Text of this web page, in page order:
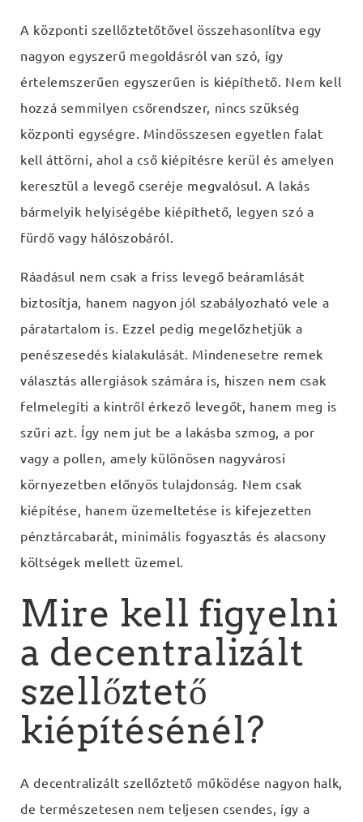
A központi szellőztetőtővel összehasonlítva egy
nagyon egyszerű megoldásról van szó, így
értelemszerűen egyszerűen is kiépíthető. Nem kell
hozzá semmilyen csőrendszer, nincs szükség
központi egységre. Mindösszesen egyetlen falat
kell áttörni, ahol a cső kiépítésre kerül és amelyen
keresztül a levegő cseréje megvalósul. A lakás
bármelyik helyiségébe kiépíthető, legyen szó a
fürdő vagy hálószobáról.
Ráadásul nem csak a friss levegő beáramlását
biztosítja, hanem nagyon jól szabályozható vele a
páratartalom is. Ezzel pedig megelőzhetjük a
penészesedés kialakulását. Mindenesetre remek
választás allergiások számára is, hiszen nem csak
felmelegíti a kintről érkező levegőt, hanem meg is
szűri azt. Így nem jut be a lakásba szmog, a por
vagy a pollen, amely különösen nagyvárosi
környezetben előnyös tulajdonság. Nem csak
kiépítése, hanem üzemeltetése is kifejezetten
pénztárcabarát, minimális fogyasztás és alacsony
költségek mellett üzemel.
Mire kell figyelni
a decentralizált
szellőztető
kiépítésénél?
A decentralizált szellőztető működése nagyon halk,
de természetesen nem teljesen csendes, így a